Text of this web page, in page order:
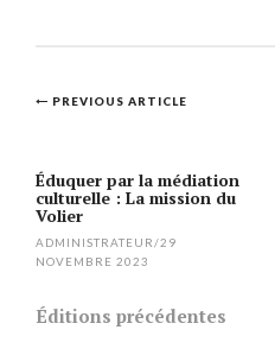
Post
PREVIOUS ARTICLE
Éduquer par la médiation
culturelle : La mission du
Volier
ADMINISTRATEUR/29
NOVEMBRE 2023
Éditions précédentes